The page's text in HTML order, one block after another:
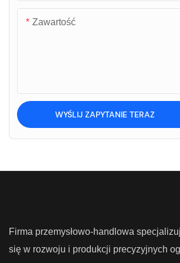
Skale wózków widłowych
Zawartość
WYŚLIJ ZAPYTANIE TERAZ
Firma przemysłowo-handlowa
się w rozwoju i produkcji precyzyjnych